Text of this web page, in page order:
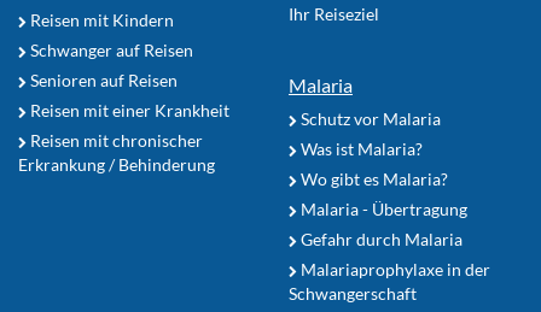
Reisen mit Kindern
Schwanger auf Reisen
Senioren auf Reisen
Reisen mit einer Krankheit
Reisen mit chronischer
Erkrankung / Behinderung
Ihr Reiseziel
Malaria
Schutz vor Malaria
Was ist Malaria?
Wo gibt es Malaria?
Malaria - Übertragung
Gefahr durch Malaria
Malariaprophylaxe in der
Schwangerschaft